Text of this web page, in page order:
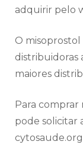
adquirir pelo
O
distribuidoras
maiores
Para comprar
pode solicitar
cytosaude.org